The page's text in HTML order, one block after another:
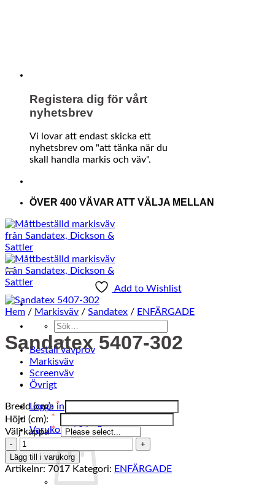
Registera dig för vårt
nyhetsbrev
Vi lovar att endast skicka ett
nyhetsbrev om "att tänka när du
skall handla markis och väv".
ÖVER 400 VÄVAR ATT VÄLJA MELLAN
Sök
efter:
Beställ vävprov
Markisväv
Screenväv
Övrigt
Logga in
Varukorg /0kr 0
Add to Wishlist
Hem / Markisväv / Sandatex / ENFÄRGADE
Sandatex 5407-302
Bredd (cm):
Höjd (cm):
Välj kappa
Sandatex
5407-
302
Lägg till i varukorg
Artikelnr: 7017 Kategori: ENFÄRGADE